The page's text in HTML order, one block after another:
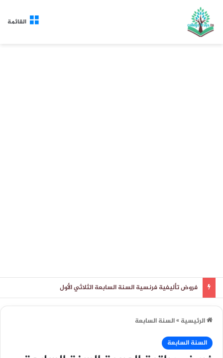
القائمة
فروض تأليفية فرنسية السنة السابعة الثلاثي الأول
الرئيسية»السنة السابعة
السنة السابعة